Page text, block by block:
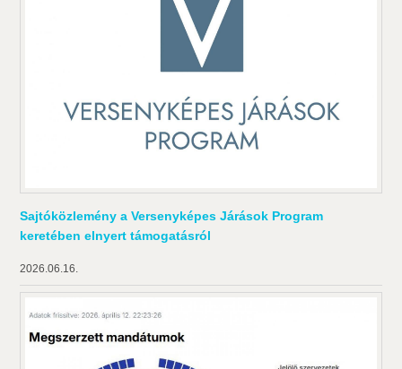
Sajtóközlemény a Versenyképes Járások Program
keretében elnyert támogatásról
2026.06.16.